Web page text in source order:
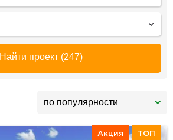
Найти проект (247)
по популярности
Акция ТОП